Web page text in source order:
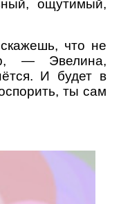
ощутимый,
что не
— Эвелина,
И будет в
ты сам